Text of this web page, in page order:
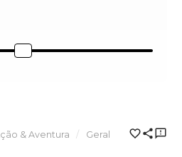
& Aventura Geral